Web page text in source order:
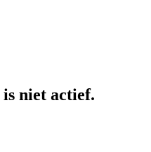
is niet actief.